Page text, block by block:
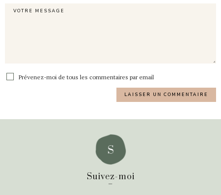
Prévenez-moi de tous les commentaires par email
Suivez-moi
_